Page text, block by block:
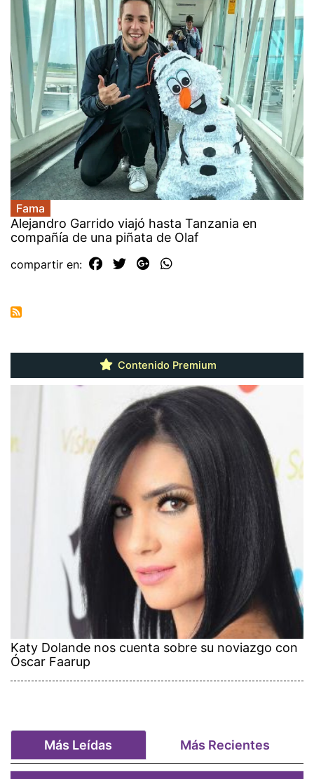
Fama
Alejandro Garrido viajó hasta Tanzania en
compañía de una piñata de Olaf
compartir en:
Contenido Premium
Katy Dolande nos cuenta sobre su noviazgo con
Óscar Faarup
Más Leídas Más Recientes